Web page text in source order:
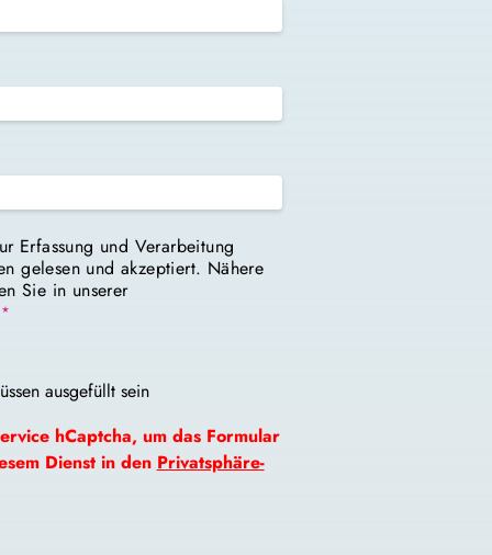
Erfassung und Verarbeitung
gelesen und akzeptiert. Nähere
Sie in unserer
*
ausgefüllt sein
hCaptcha, um das Formular
Dienst in den Privatsphäre-